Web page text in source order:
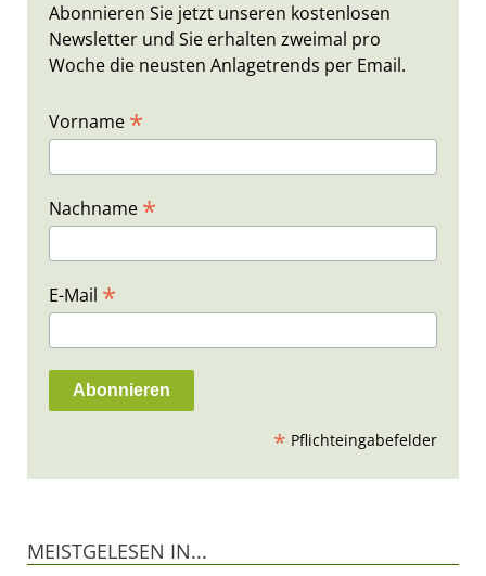
Abonnieren Sie jetzt unseren kostenlosen
Newsletter und Sie erhalten zweimal pro
Woche die neusten Anlagetrends per Email.
Vorname *
Nachname *
E-Mail *
* Pflichteingabefelder
MEISTGELESEN IN...